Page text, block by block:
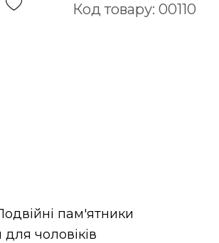
Код товару: 00110
пам'ятники
чоловіків